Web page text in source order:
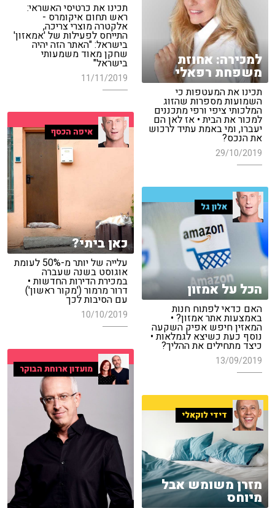
תכינו את כרטיסי האשראי:
ראש תחום איקומרס -
אלקטרה מוצרי צריכה,
התייחס לפעילות של 'אמאזון'
בישראל: "האתר הזה יהיה
שחקן מאוד משמעותי
בישראל"
11/11/2019
למכירה: אחוזת
משפחת רפאלי
תכינו את המעטפות כי
השמועות מספרות שהזוג
המלכותי ציפי ורפי מתכננים
למכור את הבית • אז לאן הם
יעברו, ומי באמת עתיד לרכוש
את הנכס?
29/10/2019
איפה הכסף
כאן ביתי?
עלייה של יותר מ-50% לעומת
אוגוסט בשנה שעברה
במכירת הדירות החדשות •
דרור מרמור ('מקור ראשון')
עם הסיבות לכך
10/10/2019
אלון גל
הכל על אמזון
האם כדאי לפתוח חנות
באמצעות אתר אמזון? •
המאזין חיפש אפיק השקעה
נוסף כעת כשיצא לגמלאות •
כיצד מתחילים את ההליך?
13/09/2019
מועדון ארוחת הבוקר
דידי לוקאלי
מזרן משומש אבל
מיוחס